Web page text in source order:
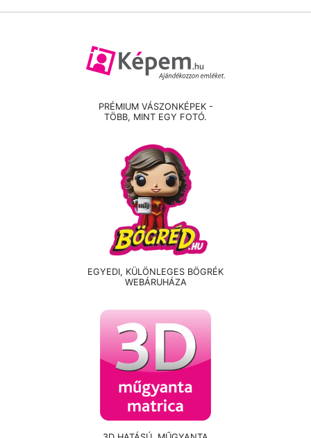
PRÉMIUM VÁSZONKÉPEK -
TÖBB, MINT EGY FOTÓ.
EGYEDI, KÜLÖNLEGES BÖGRÉK
WEBÁRUHÁZA